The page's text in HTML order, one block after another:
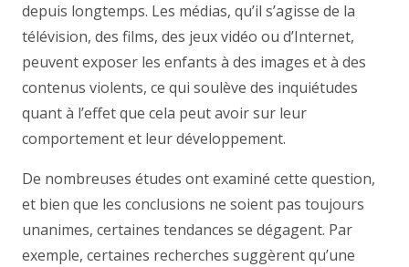
depuis longtemps. Les médias, qu’il s’agisse de la
télévision, des films, des jeux vidéo ou d’Internet,
peuvent exposer les enfants à des images et à des
contenus violents, ce qui soulève des inquiétudes
quant à l’effet que cela peut avoir sur leur
comportement et leur développement.
De nombreuses études ont examiné cette question,
et bien que les conclusions ne soient pas toujours
unanimes, certaines tendances se dégagent. Par
exemple, certaines recherches suggèrent qu’une